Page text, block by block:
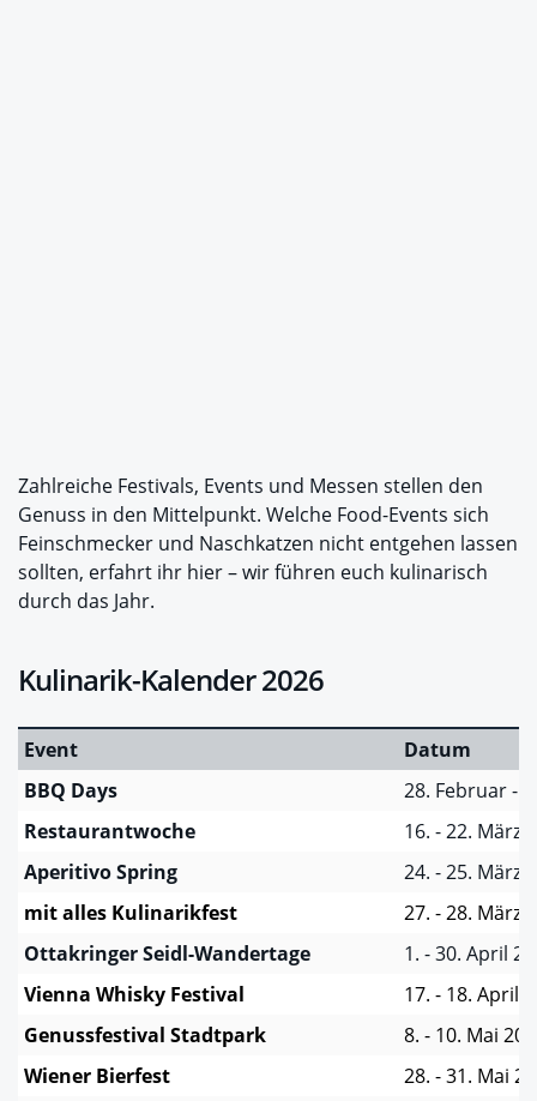
Zahlreiche Festivals, Events und Messen stellen den
Genuss in den Mittelpunkt. Welche Food-Events sich
Feinschmecker und Naschkatzen nicht entgehen lassen
sollten, erfahrt ihr hier – wir führen euch kulinarisch
durch das Jahr.
Kulinarik-Kalender 2026
Event
Datum
BBQ Days
28. Februar -
Restaurantwoche
16. - 22. März
Aperitivo Spring
24. - 25. März
mit alles Kulinarikfest
27. - 28. März
Ottakringer Seidl-Wandertage
1. - 30. April
Vienna Whisky Festival
17. - 18. April
Genussfestival Stadtpark
8. - 10. Mai
Wiener Bierfest
28. - 31. Mai